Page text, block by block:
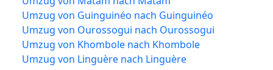
Umzug von Guinguinéo nach Guinguinéo
Umzug von Ourossogui nach Ourossogui
Umzug von Khombole nach Khombole
Umzug von Linguère nach Linguère